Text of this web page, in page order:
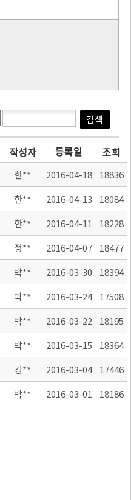
작성자 등록일 조회
한** 2016-04-18
18836
한** 2016-04-13
18084
한** 2016-04-11
18228
정** 2016-04-07
18477
박** 2016-03-30
18394
박** 2016-03-24
17508
박** 2016-03-22
18195
박** 2016-03-15
18364
강** 2016-03-04
17446
박** 2016-03-01 18186